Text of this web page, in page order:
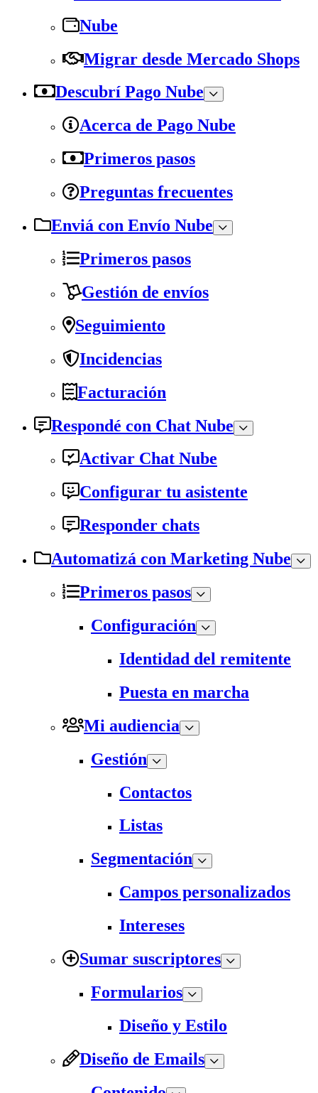
Nube
Migrar desde Mercado Shops
Descubrí Pago Nube
Acerca de Pago Nube
Primeros pasos
Preguntas frecuentes
Enviá con Envío Nube
Primeros pasos
Gestión de envíos
Seguimiento
Incidencias
Facturación
Respondé con Chat Nube
Activar Chat Nube
Configurar tu asistente
Responder chats
Automatizá con Marketing Nube
Primeros pasos
Configuración
Identidad del remitente
Puesta en marcha
Mi audiencia
Gestión
Contactos
Listas
Segmentación
Campos personalizados
Intereses
Sumar suscriptores
Formularios
Diseño y Estilo
Diseño de Emails